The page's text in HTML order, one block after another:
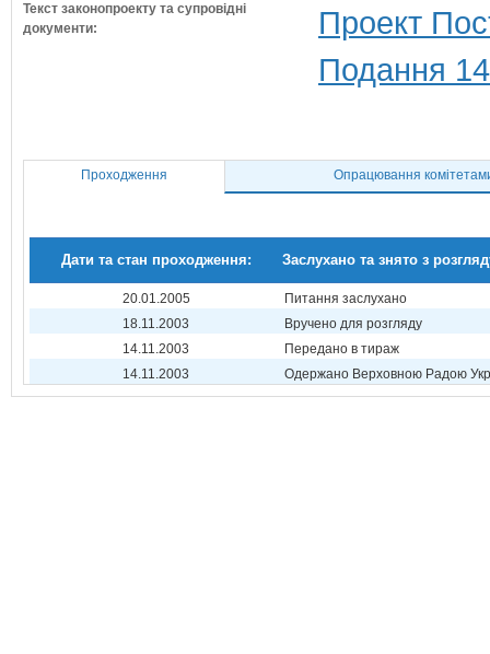
Текст законопроекту та супровідні
документи:
Проект
Подання
Проходження Опрацювання
Дати та стан проходження: Заслухано та знято з
20.01.2005
Питання заслухано
18.11.2003
Вручено для розгляду
14.11.2003
Передано в тираж
14.11.2003
Одержано Верховною Радою